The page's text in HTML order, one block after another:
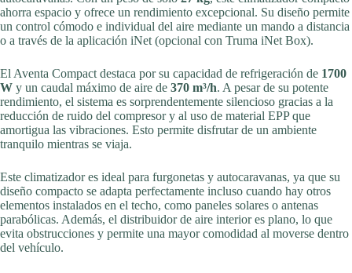
ahorra espacio y ofrece un rendimiento excepcional. Su diseño permite
un control cómodo e individual del aire mediante un mando a distancia
o a través de la aplicación iNet (opcional con Truma iNet Box).
El Aventa Compact destaca por su capacidad de refrigeración de 1700
W y un caudal máximo de aire de 370 m³/h. A pesar de su potente
rendimiento, el sistema es sorprendentemente silencioso gracias a la
reducción de ruido del compresor y al uso de material EPP que
amortigua las vibraciones. Esto permite disfrutar de un ambiente
tranquilo mientras se viaja.
Este climatizador es ideal para furgonetas y autocaravanas, ya que su
diseño compacto se adapta perfectamente incluso cuando hay otros
elementos instalados en el techo, como paneles solares o antenas
parabólicas. Además, el distribuidor de aire interior es plano, lo que
evita obstrucciones y permite una mayor comodidad al moverse dentro
del vehículo.